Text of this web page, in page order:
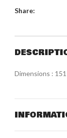
Share:
Dimensions :